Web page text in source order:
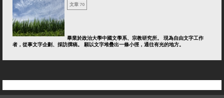
文章 70
畢業於政治大學中國文學系、宗教研究所。 現為自由文字工作
者，從事文字企劃、採訪撰稿。 願以文字堆疊出一條小徑，通往有光的地方。